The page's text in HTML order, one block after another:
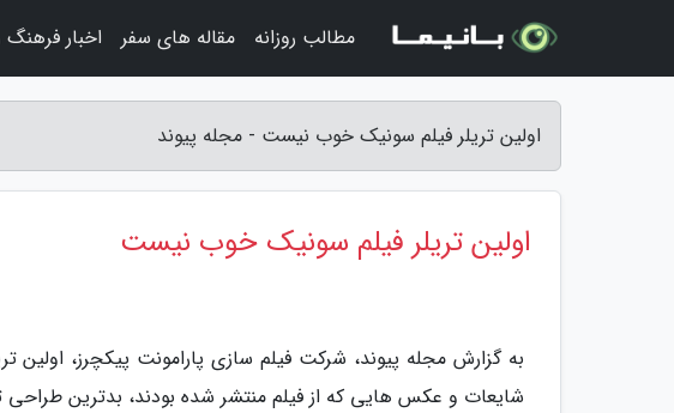
اولین تریلر فیلم سونیک خوب نیست - مجله پیوند
اولین تریلر فیلم سونیک خوب نیست
به گزارش مجله پیوند، شرکت فیلم سازی پارامونت پیکچرز، اولین
شایعات و عکس هایی که از فیلم منتشر شده بودند، بدترین
مطالب روزانه مقاله های سفر اخبار